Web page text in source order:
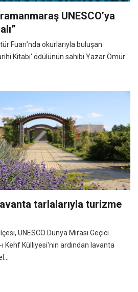
UNESCO’ya
Fuarı’nda okurlarıyla buluşan
Kitabı' ödülünün sahibi Yazar Ömür
tarlalarıyla turizme
UNESCO Dünya Mirası Geçici
Kehf Külliyesi'nin ardından lavanta